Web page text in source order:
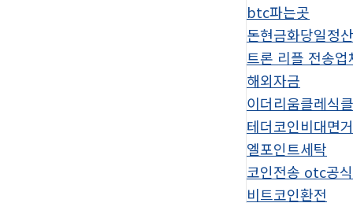
btc파는곳
돈현금화당일정산
트론 리플 전송업
해외자금
이더리움클레식
테더코인비대면
엘포인트세탁
코인전송 otc공
비트코인환전